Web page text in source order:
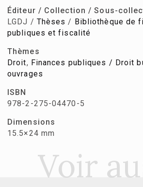
Éditeur / Collection / Sous-
LGDJ / Thèses / Bibliothèque de
publiques et fiscalité
Thèmes
Droit, Finances publiques / Droit
ouvrages
ISBN
978-2-275-04470-5
Dimensions
15.5×24 mm
Voir